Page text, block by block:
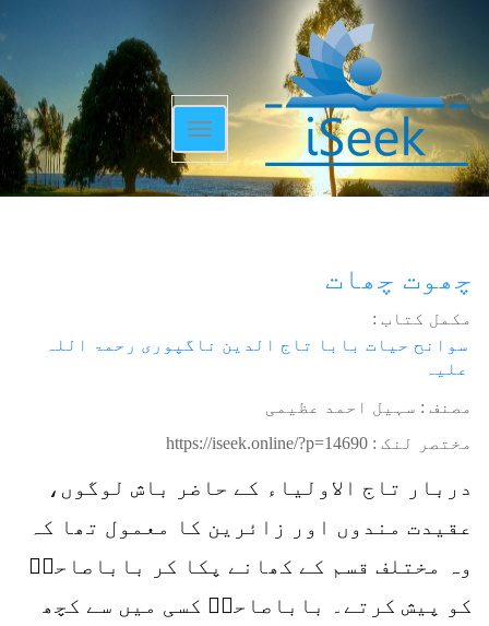
Toggle
navigation
چھوت چھات
مکمل کتاب :
سوانح حیات بابا تاج الدین ناگپوری رحمۃ اللہ
علیہ
مصنف : سہیل احمد عظیمی
مختصر لنک : https://iseek.online/?p=14690
دربار تاج الاولیاء کے حاضر باش لوگوں،
عقیدت مندوں اور زائرین کا معمول تھا کہ
وہ مختلف قسم کے کھانے پکا کر باباصاحبؒ
کو پیش کرتے۔ باباصاحبؒ کسی میں سے کچھ